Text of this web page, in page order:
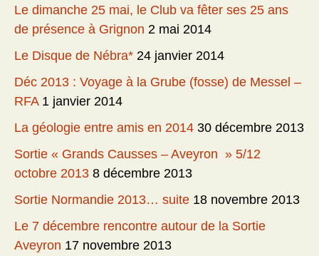
Le dimanche 25 mai, le Club va fêter ses 25 ans
de présence à Grignon 2 mai 2014
Le Disque de Nébra* 24 janvier 2014
Déc 2013 : Voyage à la Grube (fosse) de Messel –
RFA 1 janvier 2014
La géologie entre amis en 2014 30 décembre 2013
Sortie « Grands Causses – Aveyron » 5/12
octobre 2013 8 décembre 2013
Sortie Normandie 2013… suite 18 novembre 2013
Le 7 décembre rencontre autour de la Sortie
Aveyron 17 novembre 2013